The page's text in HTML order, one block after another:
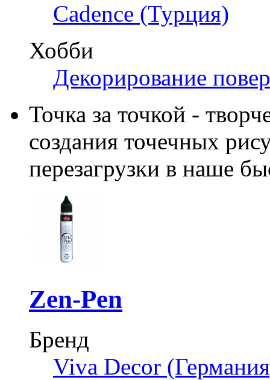
Cadence (Турция)
Хобби
Декорирование
Точка за точкой -
создания точечных
перезагрузки в наше
Zen-Pen
Бренд
Viva Decor